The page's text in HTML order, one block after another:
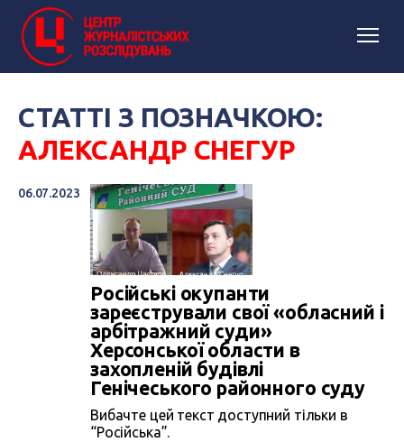
СТАТТІ З ПОЗНАЧКОЮ:
АЛЕКСАНДР СНЕГУР
06.07.2023
Російські окупанти
зареєстрували свої «обласний і
арбітражний суди»
Херсонської области в
захопленій будівлі
Генічеського районного суду
Вибачте цей текст доступний тільки в
“Російська”.